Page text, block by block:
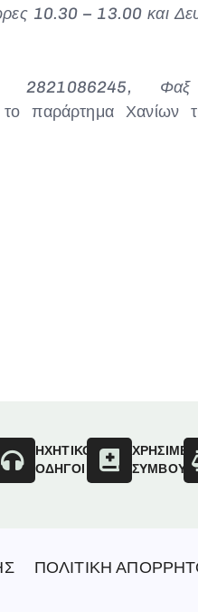
10.30 – 13.00 και
Φαξ
παράρτημα Χανίων
ΗΧΗΤΙΚΟΙ
ΟΔΗΓΟΙ
ΧΡΗΣΙΜΕΣ
ΠΟΛΙΤΙΚΗ